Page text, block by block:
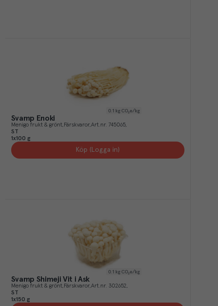
0.1 kg CO₂e/kg
Svamp Enoki
Menigo frukt & grönt Färskvaror Art.nr. 745065
ST
1x100 g
Köp (Logga in)
0.1 kg CO₂e/kg
Svamp Shimeji Vit i Ask
Menigo frukt & grönt Färskvaror Art.nr. 302652
ST
1x150 g